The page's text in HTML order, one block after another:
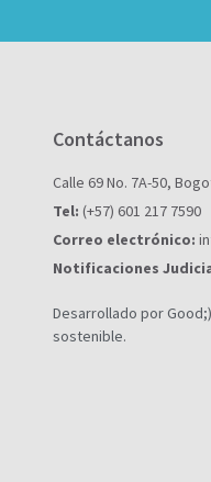
Contáctanos
Calle 69 No. 7A-50,
Tel: (+57) 601 217 7590
Correo electrónico:
Notificaciones
Desarrollado por
sostenible.